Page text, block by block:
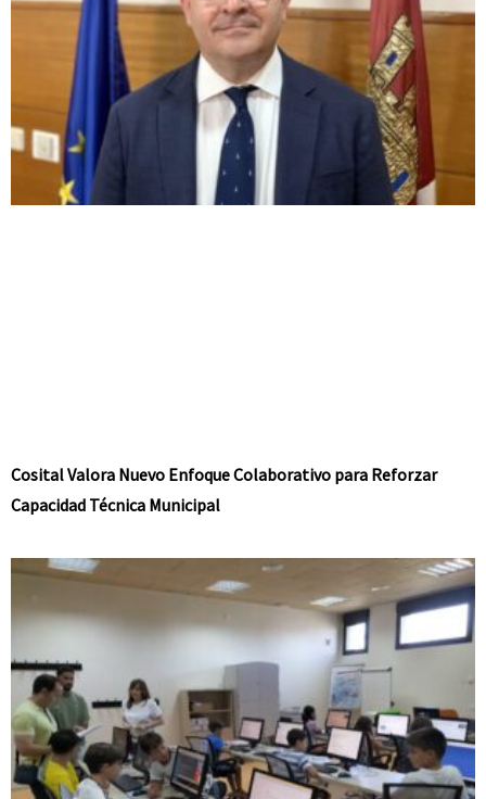
Cosital Valora Nuevo Enfoque Colaborativo para Reforzar
Capacidad Técnica Municipal